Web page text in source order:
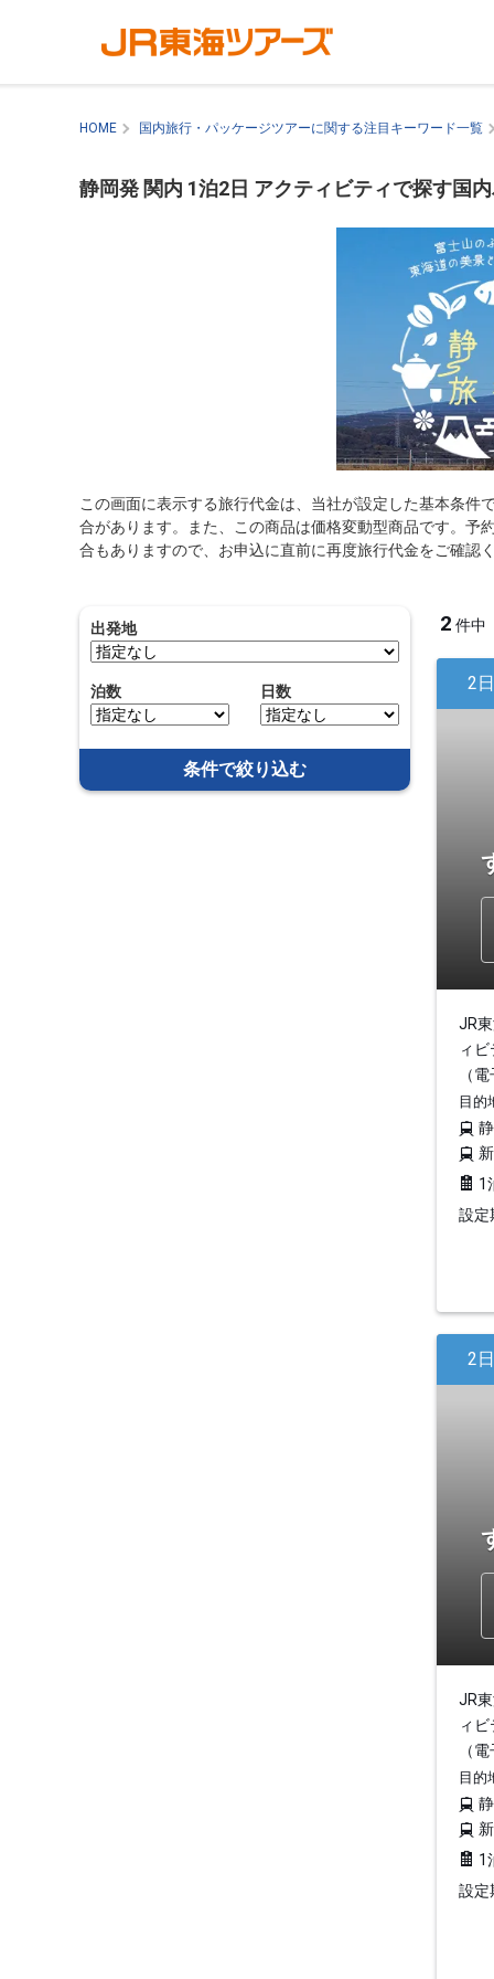
HOME 国内旅行・パッケージツアーに関する注目キーワード一覧
静岡発 関内 1泊2日 アクティビティで探す国
この画面に表示する旅行代金は、当社が設定した基本条
合があります。また、この商品は価格変動型商品です。予
合もありますので、お申込に直前に再度旅行代金をご確認
出発地
泊数 日数
条件で絞り込む
2 件中
2
JR
ィ
（
目的
1
設
2
JR
ィ
（
目的
1
設